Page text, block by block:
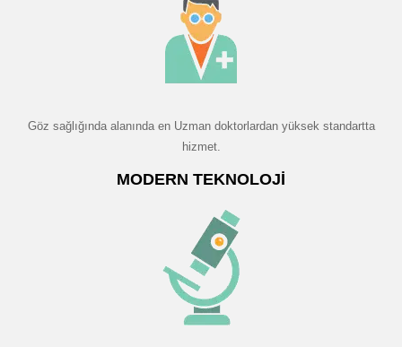
Göz sağlığında alanında en Uzman doktorlardan yüksek standartta
hizmet.
MODERN TEKNOLOJI